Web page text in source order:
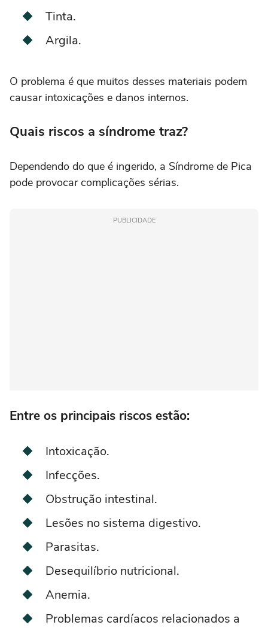
Tinta.
Argila.
O problema é que muitos desses materiais podem
causar intoxicações e danos internos.
Quais riscos a síndrome traz?
Dependendo do que é ingerido, a Síndrome de Pica
pode provocar complicações sérias.
PUBLICIDADE
Entre os principais riscos estão:
Intoxicação.
Infecções.
Obstrução intestinal.
Lesões no sistema digestivo.
Parasitas.
Desequilíbrio nutricional.
Anemia.
Problemas cardíacos relacionados a